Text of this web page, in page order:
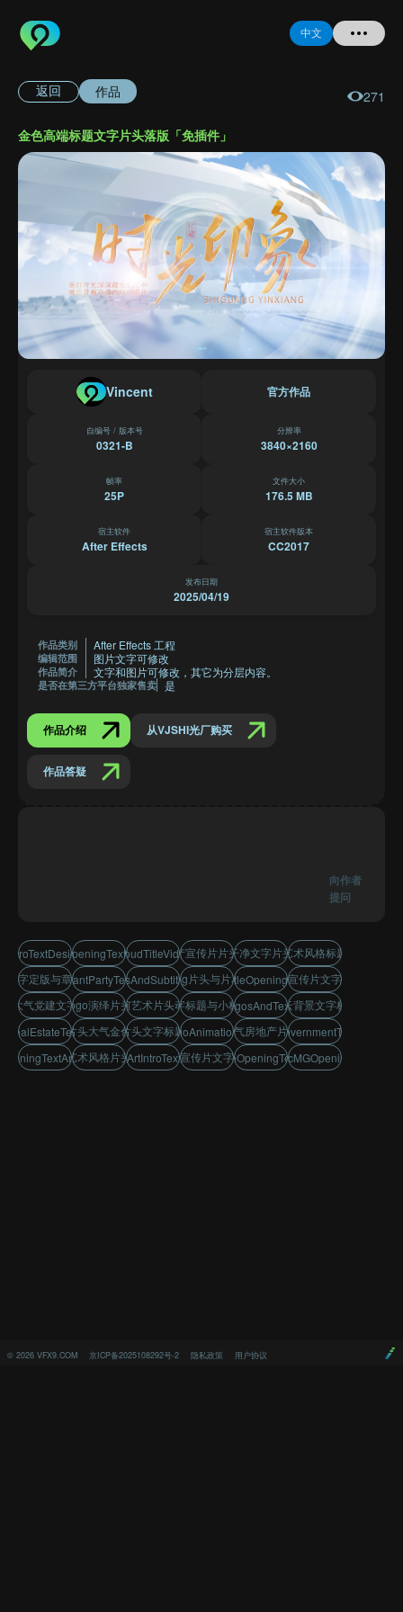
中文
登录
注册
忘记密码
© 2026 VFX9.COM 京ICP备2025108292号-2 隐私政策 用户协议
返回 作品 271
金色高端标题文字片头落版「免插件」
Vincent 官方作品
自编号 / 版本号
0321-B
分辨率
3840×2160
帧率
25P
文件大小
176.5 MB
宿主软件
After Effects
宿主软件版本
CC2017
发布日期
2025/04/19
作品类别 After Effects 工程
编辑范围 图片文字可修改
作品简介 文字和图片可修改，其它为分层内容。
是否在第三方平台独家售卖 是
作品介绍 从VJSHI光厂购买
作品答疑
向作者
提问
ldenTitleOpeningTextAnimation
lueSkyCloudTitleVideoDesign
房地产宣传片片头文字清新干净文字片头动画
简约艺术风格标题片头
文字定版与章节动画
leanElegantPartyTextOpener
peningTitlesAndSubtitleAnimation
动态mg片头与片花设计
stractArtTitleOpeningAnimation
党政宣传片文字标题
大气党建文字片头
金色logo演绎片头展示几何艺术片头动画
片头文字标题与小标题设计
partysLogosAndTextOpener
蓝天白云背景文字标题展示
城市片头大气金色标题金色片头文字标题展示ldLogoAnimationIntro
简洁大气房地产片头文字
partyGovernmentTextIntro
抽象艺术风格片头设计metricArtIntroTextVideo
党建宣传片文字落版
lEstateOpeningTextTitle
dynamicMGOpeningTitles